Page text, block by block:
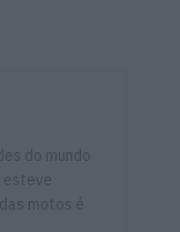
do mundo
esteve
motos é